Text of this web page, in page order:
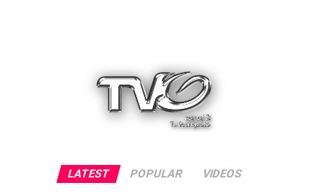
LATEST POPULAR VIDEOS